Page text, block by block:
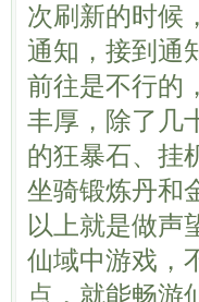
次刷新的时候
通知，接到通
前往是不行的
丰厚，除了几
的狂暴石、挂
坐骑锻炼丹和
以上就是做声
仙域中游戏，
点，就能畅游